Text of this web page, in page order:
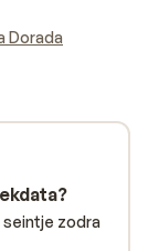
Dorada
seintje zodra